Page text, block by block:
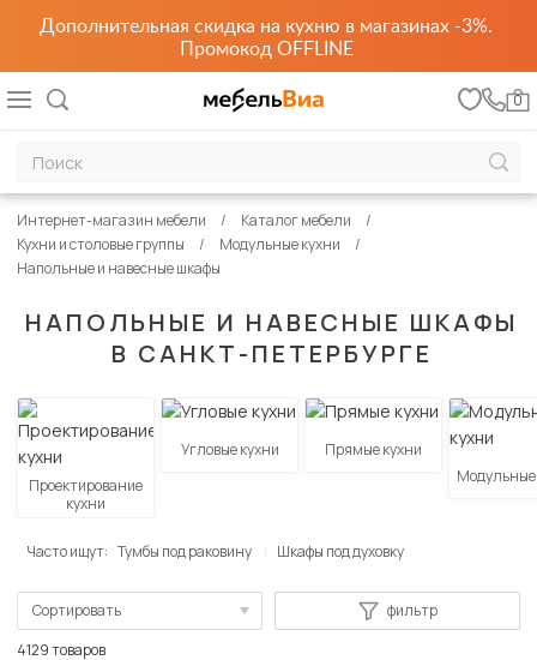
Дополнительная скидка на кухню в магазинах -3%.
Промокод OFFLINE
0
НАПОЛЬНЫЕ И НАВЕСНЫЕ ШКАФЫ
В САНКТ-ПЕТЕРБУРГЕ
Интернет-магазин мебели
Каталог мебели
Кухни и столовые группы
Модульные кухни
Напольные и навесные шкафы
Проектирование
кухни
Угловые кухни
Прямые кухни
Модульные
Часто ищут: Тумбы под раковину Шкафы под духовку
Сортировать
По популярности
фильтр
4129 товаров